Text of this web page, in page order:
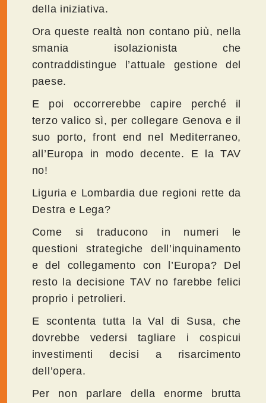
della iniziativa.
Ora queste realtà non contano più, nella
smania isolazionista che
contraddistingue l’attuale gestione del
paese.
E poi occorrerebbe capire perché il
terzo valico sì, per collegare Genova e il
suo porto, front end nel Mediterraneo,
all’Europa in modo decente. E la TAV
no!
Liguria e Lombardia due regioni rette da
Destra e Lega?
Come si traducono in numeri le
questioni strategiche dell’inquinamento
e del collegamento con l’Europa? Del
resto la decisione TAV no farebbe felici
proprio i petrolieri.
E scontenta tutta la Val di Susa, che
dovrebbe vedersi tagliare i cospicui
investimenti decisi a risarcimento
dell’opera.
Per non parlare della enorme brutta